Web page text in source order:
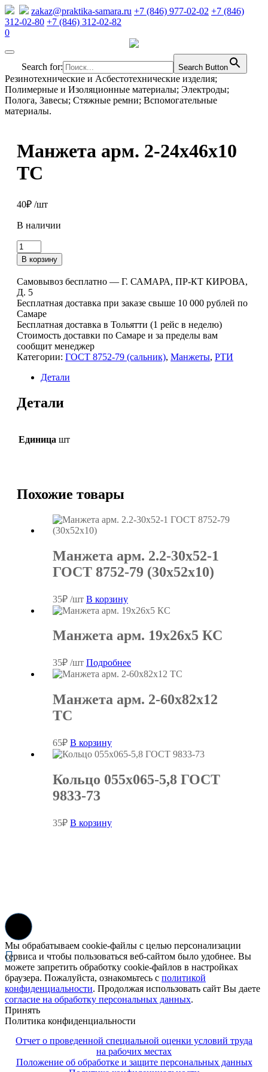
zakaz@praktika-samara.ru +7 (846) 977-02-02 +7 (846)
312-02-80 +7 (846) 312-02-82
0
Search for: Search Button
Резинотехнические и Асбестотехнические изделия;
Полимерные и Изоляционные материалы; Электроды;
Полога, Завесы; Стяжные ремни; Вспомогательные
материалы.
Манжета арм. 2-24х46х10
ТС
40₽ /шт
В наличии
Количество
товара
Манжета
арм.
2-
24х46х10
ТС
В корзину
Самовывоз бесплатно — Г. САМАРА, ПР-КТ КИРОВА,
Д. 5
Бесплатная доставка при заказе свыше 10 000 рублей по
Самаре
Бесплатная доставка в Тольятти (1 рейс в неделю)
Стоимость доставки по Самаре и за пределы вам
сообщит менеджер
Категории: ГОСТ 8752-79 (сальник), Манжеты, РТИ
Детали
Детали
Единица шт
Похожие товары
Манжета арм. 2.2-30х52-1
ГОСТ 8752-79 (30х52х10)
35₽ /шт В корзину
Манжета арм. 19х26х5 КC
35₽ /шт Подробнее
Манжета арм. 2-60х82х12
ТC
65₽ В корзину
Кольцо 055х065-5,8 ГОСТ
9833-73
35₽ В корзину
Мы обрабатываем cookie-файлы с целью персонализации
сервиса и чтобы пользоваться веб-сайтом было удобнее. Вы
можете запретить обработку cookie-файлов в настройках
браузера. Пожалуйста, ознакомьтесь с политикой
конфиденциальности. Продолжая использовать сайт Вы даете
согласие на обработку персональных данных.
Принять
Политика конфиденциальности
Отчет о проведенной специальной оценки условий труда
на рабочих местах
Положение об обработке и защите персональных данных